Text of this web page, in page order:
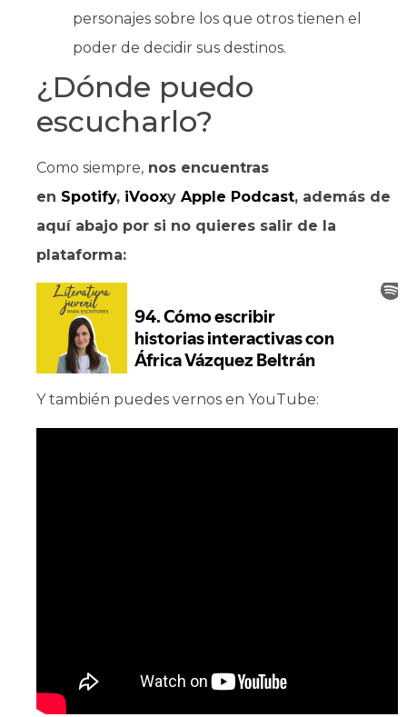
personajes sobre los que otros tienen el
poder de decidir sus destinos.
¿Dónde puedo
escucharlo?
Como siempre, nos encuentras
en Spotify, iVooxy Apple Podcast, además de
aquí abajo por si no quieres salir de la
plataforma:
Y también puedes vernos en YouTube: